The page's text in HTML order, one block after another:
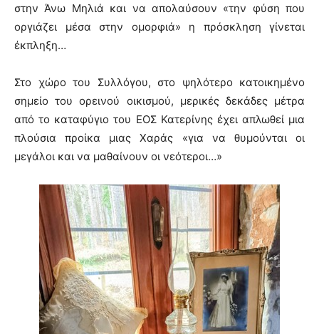
στην Άνω Μηλιά και να απολαύσουν «την φύση που
οργιάζει μέσα στην ομορφιά» η πρόσκληση γίνεται
έκπληξη…
Στο χώρο του Συλλόγου, στο ψηλότερο κατοικημένο
σημείο του ορεινού οικισμού, μερικές δεκάδες μέτρα
από το καταφύγιο του ΕΟΣ Κατερίνης έχει απλωθεί μια
πλούσια προίκα μιας Χαράς «για να θυμούνται οι
μεγάλοι και να μαθαίνουν οι νεότεροι…»